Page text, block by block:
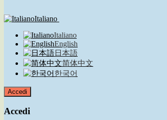
Italiano
Italiano
English
日本語
简体中文
한국어
Accedi
Accedi